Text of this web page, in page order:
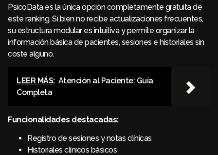
PsicoData es la única opción completamente gratuita de
este ranking. Si bien no recibe actualizaciones frecuentes,
su estructura modular es intuitiva y permite organizar la
información básica de pacientes, sesiones e historiales sin
coste alguno.
LEER MÁS: Atención al Paciente: Guía
Completa
Funcionalidades destacadas:
Registro de sesiones y notas clínicas
Historiales clínicos básicos